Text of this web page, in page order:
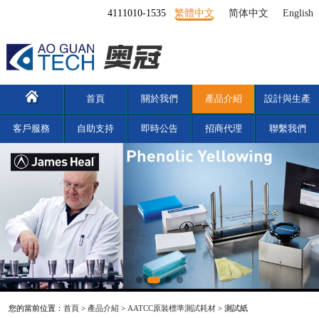
4111010-1535 繁體中文 简体中文 English
首頁 關於我們 產品介紹 設計與生產
客戶服務 自助支持 即時公告 招商代理 聯繫我們
您的當前位置： 首頁> 產品介紹> AATCC原裝標準測試耗材> 測試紙